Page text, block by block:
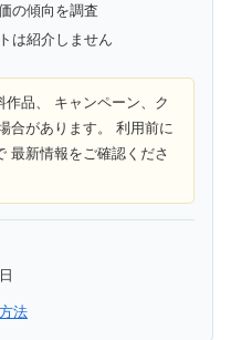
の傾向を調査
は紹介しません
品、 キャンペーン、ク
合があります。 利用前に
最新情報をご確認くださ
法